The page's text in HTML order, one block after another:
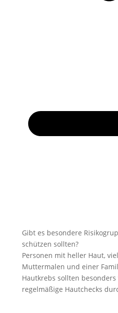
Gibt es besondere
schützen sollten?
Personen mit heller Haut,
Muttermalen und einer
Hautkrebs sollten
regelmäßige Hautchecks